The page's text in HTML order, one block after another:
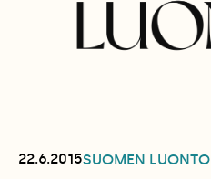
22.6.2015SUOMEN LUONTO